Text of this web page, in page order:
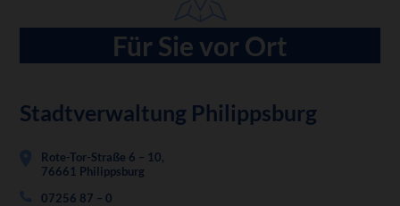
Für Sie vor Ort
Stadtverwaltung Philippsburg
Rote-Tor-Straße 6 – 10,
76661 Philippsburg
07256 87 – 0